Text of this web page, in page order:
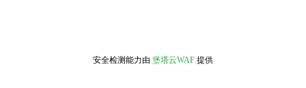
安全检测能力由 堡塔云WAF 提供